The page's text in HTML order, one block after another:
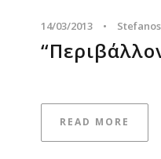
14/03/2013 •
READ MORE